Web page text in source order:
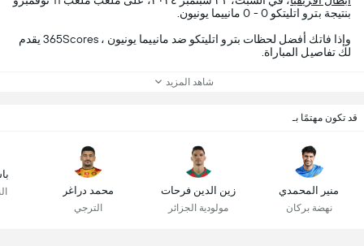
بنتيجة بترو اتليتكو 0 - 0 مانييما يونيون.
وإذا فاتك أفضل لحظات بترو اتليتكو ضد مانييما يونيون ، 365Scores يقدم
لك تفاصيل المباراة.
شاهد المزيد
قد تكون مهتمًا بـ
منير المحمدي
نهضة بركان
زين الدين فرحات
مولودية الجزائر
محمد دراغر
الترجي